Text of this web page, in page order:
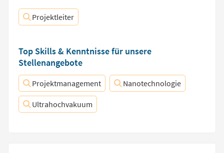
Projektleiter
Top Skills & Kenntnisse für unsere
Stellenangebote
Projektmanagement Nanotechnologie
Ultrahochvakuum